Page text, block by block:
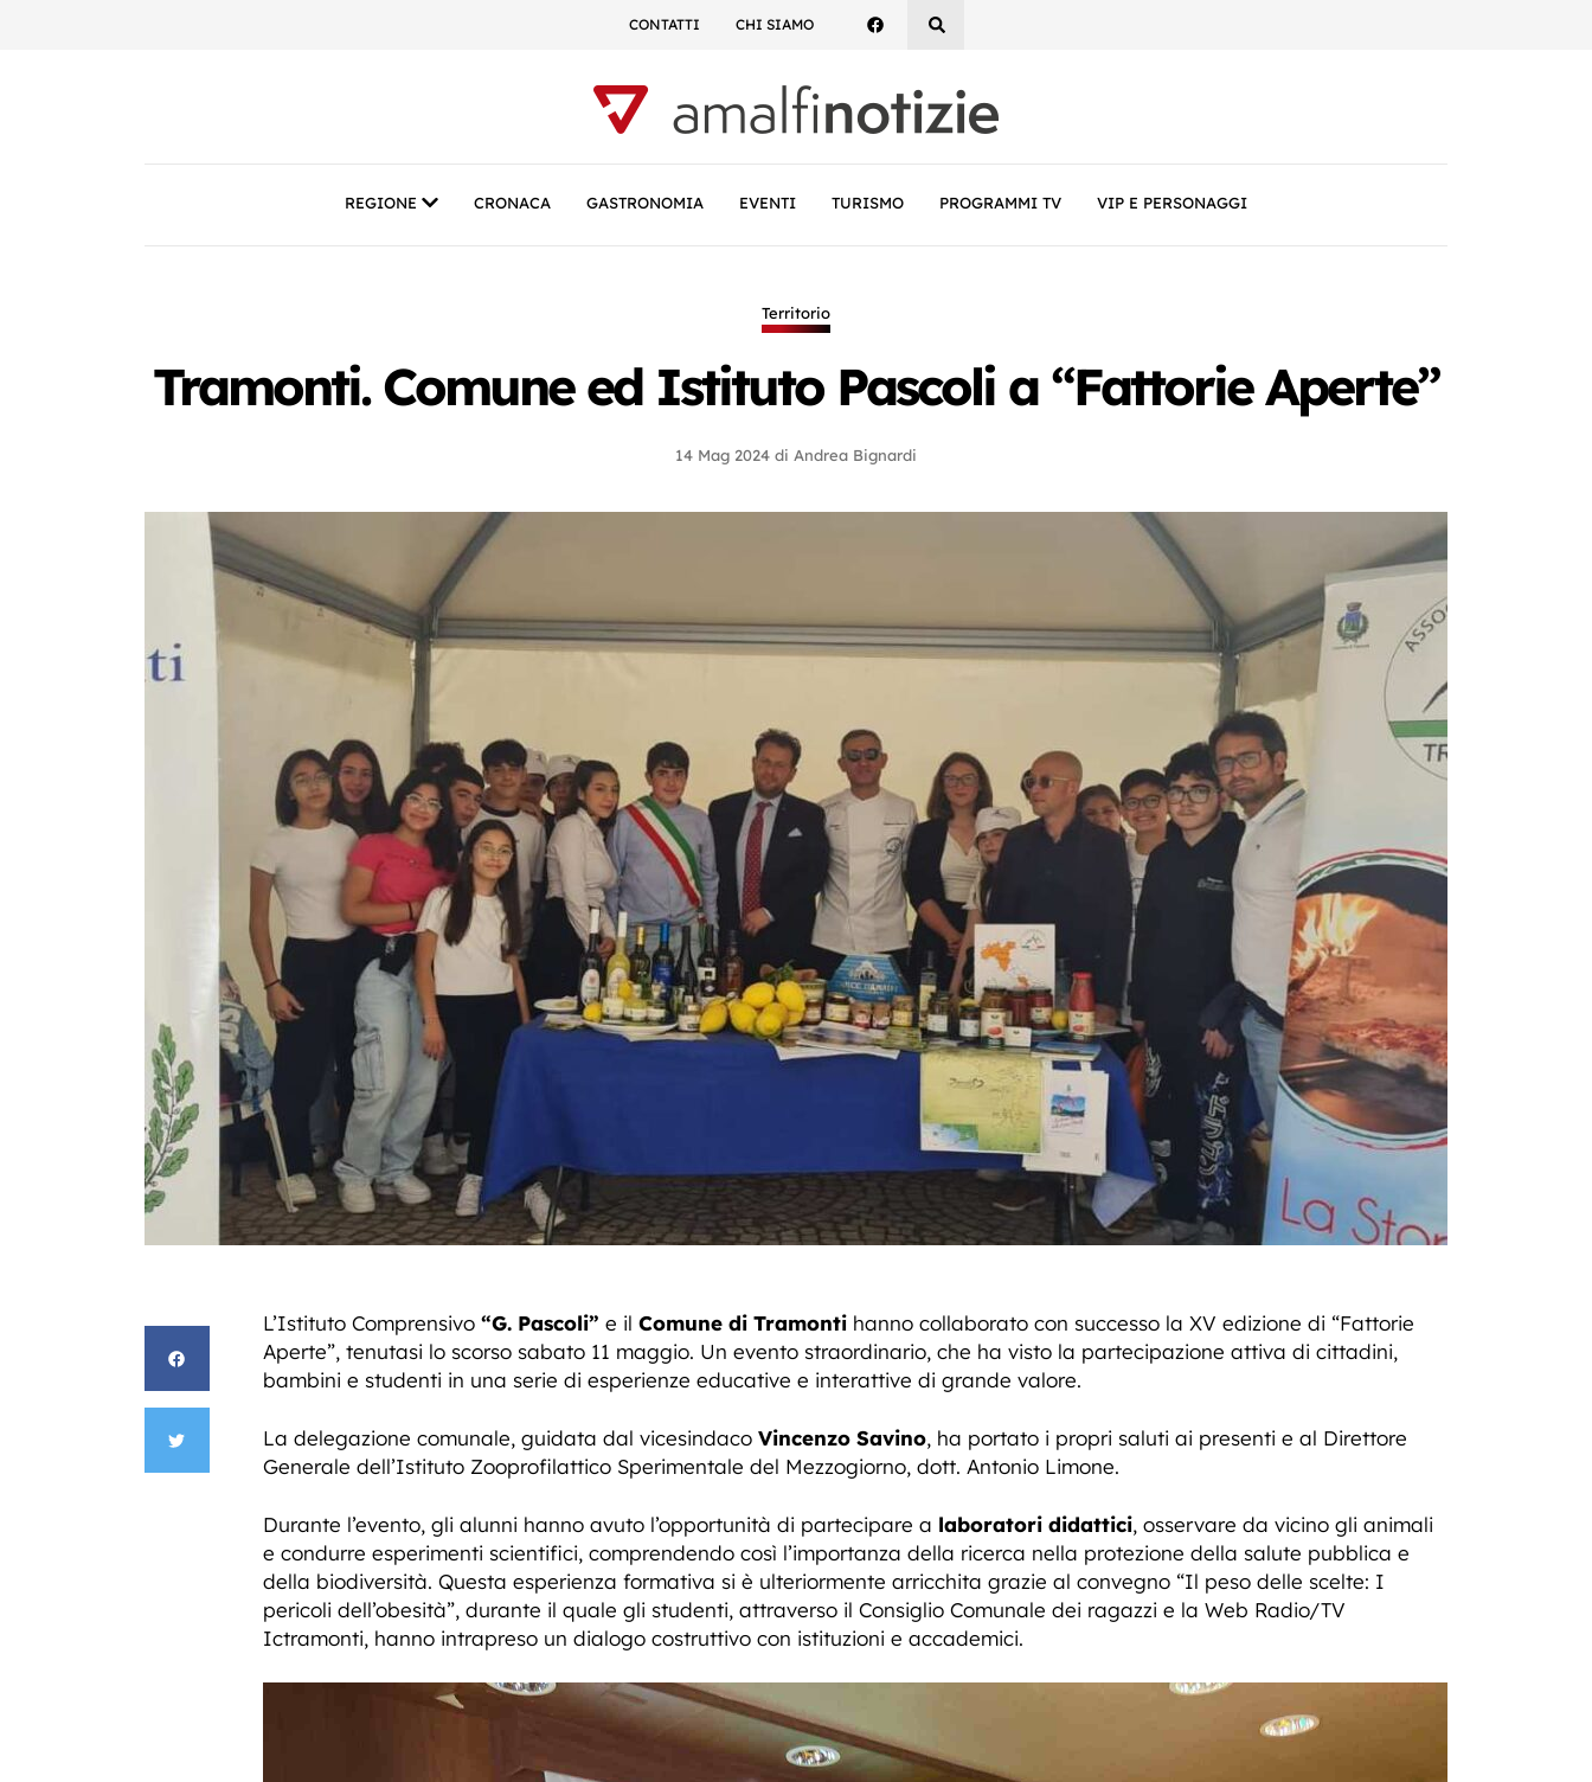
CONTATTI CHI SIAMO
REGIONE CRONACA GASTRONOMIA EVENTI TURISMO PROGRAMMI TV VIP E PERSONAGGI
Territorio
Tramonti. Comune ed Istituto Pascoli a “Fattorie Aperte”
14 Mag 2024 di Andrea Bignardi
L’Istituto Comprensivo “G. Pascoli” e il Comune di Tramonti hanno collaborato con successo la XV edizione di “Fattorie
Aperte”, tenutasi lo scorso sabato 11 maggio. Un evento straordinario, che ha visto la partecipazione attiva di cittadini,
bambini e studenti in una serie di esperienze educative e interattive di grande valore.
La delegazione comunale, guidata dal vicesindaco Vincenzo Savino, ha portato i propri saluti ai presenti e al Direttore
Generale dell’Istituto Zooprofilattico Sperimentale del Mezzogiorno, dott. Antonio Limone.
Durante l’evento, gli alunni hanno avuto l’opportunità di partecipare a laboratori didattici, osservare da vicino gli animali
e condurre esperimenti scientifici, comprendendo così l’importanza della ricerca nella protezione della salute pubblica e
della biodiversità. Questa esperienza formativa si è ulteriormente arricchita grazie al convegno “Il peso delle scelte: I
pericoli dell’obesità”, durante il quale gli studenti, attraverso il Consiglio Comunale dei ragazzi e la Web Radio/TV
Ictramonti, hanno intrapreso un dialogo costruttivo con istituzioni e accademici.